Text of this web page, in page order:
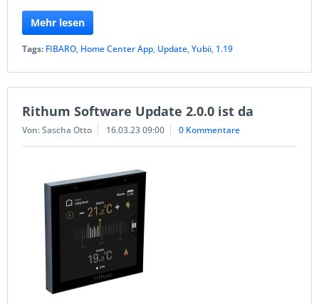
Mehr lesen
Tags: FIBARO, Home Center App, Update,Yubii, 1.19
Rithum Software Update 2.0.0 ist da
Von: Sascha Otto 16.03.23 09:00 0 Kommentare